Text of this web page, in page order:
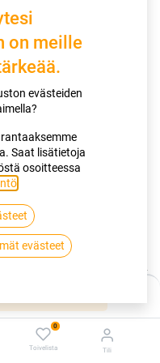
0
Toivelista Tili
MUTANT
MUTANT
on meille
evästeiden
Saat lisätietoja
osoitteessa
evästeet